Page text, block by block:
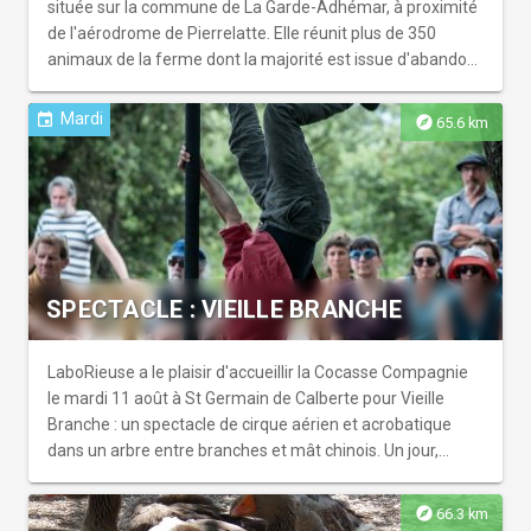
parfaitement la conciliation possible entre valorisation
touristique et conservation environnementale. Lors de
votre visite, pensez à préserver la beauté de ce site
tranquillité des lieux et des autres visiteurs qui viennent
également profiter de cette nature préservée.
située sur la commune de La Garde-Adhémar, à proximité
de l'aérodrome de Pierrelatte. Elle réunit plus de 350
animaux de la ferme dont la majorité est issue d'abandon
explore 65.6 km
event Mardi
SPECTACLE : VIEILLE BRANCHE
LaboRieuse a le plaisir d'accueillir la Cocasse Compagnie
le mardi 11 août à St Germain de Calberte pour Vieille
Branche : un spectacle de cirque aérien et acrobatique
dans un arbre entre branches et mât chinois. Un jour,
le monde humain. Là-haut, en écoute et en observation, la
explore66.3 km